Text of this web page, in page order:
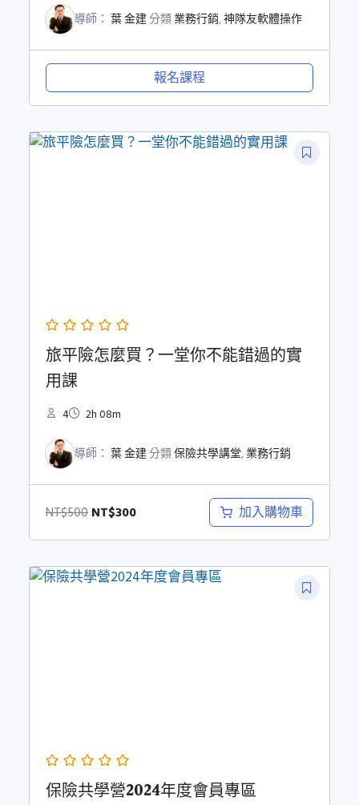
導師： 葉 金建分類 業務行銷,神隊友軟體操作
報名課程
旅平險怎麼買？一堂你不能錯過的實
用課
4 2h 08m
導師： 葉 金建分類保險共學講堂, 業務行銷
NT$500 原
格：
NT$300目
格：
加入購物車
保險共學營2024年度會員專區